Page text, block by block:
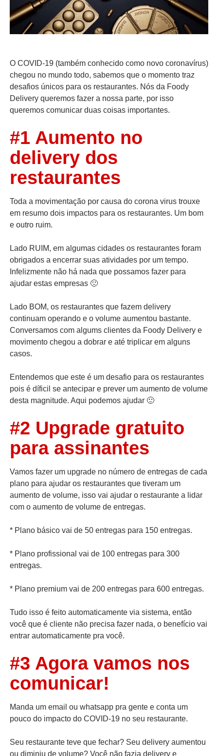
O COVID-19 (também conhecido como novo coronavírus)
chegou no mundo todo, sabemos que o momento traz
desafios únicos para os restaurantes. Nós da Foody
Delivery queremos fazer a nossa parte, por isso
queremos comunicar duas coisas importantes.
#1 Aumento no
delivery dos
restaurantes
Toda a movimentação por causa do corona virus trouxe
em resumo dois impactos para os restaurantes. Um bom
e outro ruim.
Lado RUIM, em algumas cidades os restaurantes foram
obrigados a encerrar suas atividades por um tempo.
Infelizmente não há nada que possamos fazer para
ajudar estas empresas 🙁
Lado BOM, os restaurantes que fazem delivery
continuam operando e o volume aumentou bastante.
Conversamos com algums clientes da Foody Delivery e
movimento chegou a dobrar e até triplicar em alguns
casos.
Entendemos que este é um desafio para os restaurantes
pois é díficil se antecipar e prever um aumento de volume
desta magnitude. Aqui podemos ajudar 🙂
#2 Upgrade gratuito
para assinantes
Vamos fazer um upgrade no número de entregas de cada
plano para ajudar os restaurantes que tiveram um
aumento de volume, isso vai ajudar o restaurante a lidar
com o aumento de volume de entregas.
* Plano básico vai de 50 entregas para 150 entregas.
* Plano profissional vai de 100 entregas para 300
entregas.
* Plano premium vai de 200 entregas para 600 entregas.
Tudo isso é feito automaticamente via sistema, então
você que é cliente não precisa fazer nada, o benefício vai
entrar automaticamente pra você.
#3 Agora vamos nos
comunicar!
Manda um email ou whatsapp pra gente e conta um
pouco do impacto do COVID-19 no seu restaurante.
Seu restaurante teve que fechar? Seu delivery aumentou
ou diminiu de volume? Você não fazia delivery e